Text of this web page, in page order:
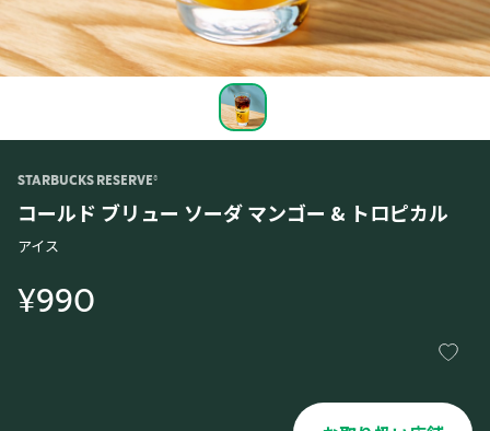
STARBUCKS RESERVE®
コールド ブリュー ソーダ マンゴー & トロピカル
アイス
¥990